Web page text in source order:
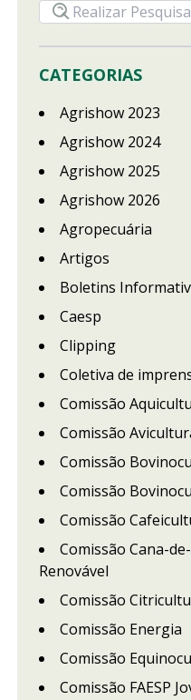
CATEGORIAS
Agrishow 2023
Agrishow 2024
Agrishow 2025
Agrishow 2026
Agropecuária
Artigos
Boletins
Caesp
Clipping
Coletiva de
Comissão
Comissão
Comissão
Comissão
Comissão
Comissão Cana-
Renovável
Comissão
Comissão Energia
Comissão
Comissão FAESP